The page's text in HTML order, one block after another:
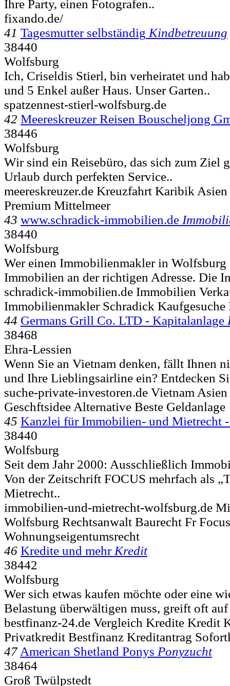
Ihre Party, einen Fotografen..
fixando.de/
41 Tagesmutter selbständig Kindbetreuung
38440
Wolfsburg
Ich, Criseldis Stierl, bin verheiratet und
und 5 Enkel außer Haus. Unser Garten..
spatzennest-stierl-wolfsburg.de
42 Meereskreuzer Reisen Bouscheljong
38446
Wolfsburg
Wir sind ein Reisebüro, das sich zum Ziel
Urlaub durch perfekten Service..
meereskreuzer.de Kreuzfahrt Karibik
Premium Mittelmeer
43 www.schradick-immobilien.de
38440
Wolfsburg
Wer einen Immobilienmakler in Wolfsburg
Immobilien an der richtigen Adresse. Die
schradick-immobilien.de Immobilien
Immobilienmakler Schradick Kaufgesuche
44 Germans Grill Co. LTD - Kapitalanlage
38468
Ehra-Lessien
Wenn Sie an Vietnam denken, fällt Ihnen
und Ihre Lieblingsairline ein? Entdecken
suche-private-investoren.de Vietnam
Geschftsidee Alternative Beste Geldanlage
45 Kanzlei für Immobilien- und Mietrecht -
38440
Wolfsburg
Seit dem Jahr 2000: Ausschließlich
Von der Zeitschrift FOCUS mehrfach als
Mietrecht..
immobilien-und-mietrecht-wolfsburg.de
Wolfsburg Rechtsanwalt Baurecht Fr Focus
Wohnungseigentumsrecht
46 Kredite und mehr Kredit
38442
Wolfsburg
Wer sich etwas kaufen möchte oder eine
Belastung überwältigen muss, greift oft
bestfinanz-24.de Vergleich Kredite Kredit
Privatkredit Bestfinanz Kreditantrag
47 American Shetland Ponys Ponyzucht
38464
Groß Twülpstedt